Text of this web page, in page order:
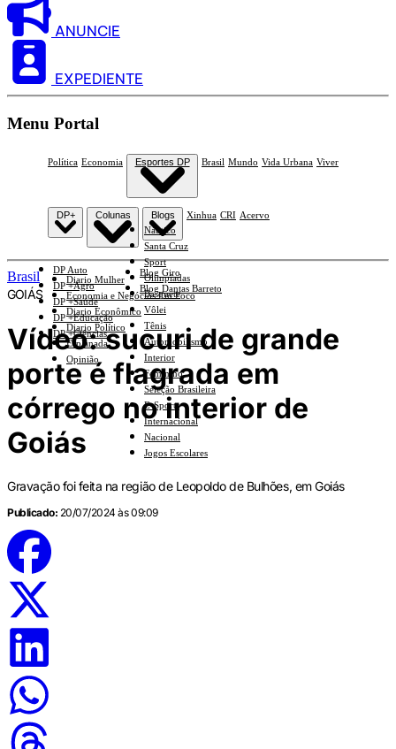
ANUNCIE
EXPEDIENTE
Menu Portal
Política Economia Esportes DP
Náutico
Santa Cruz
Sport
Olimpíadas
Basquete
Vôlei
Tênis
Automobilismo
Interior
Feminino
Seleção Brasileira
E-Sports
Internacional
Nacional
Jogos Escolares
Brasil Mundo Vida Urbana Viver
DP+
DP Auto
DP +Agro
DP +Saúde
DP +Educação
DP +Ciências
Colunas
Diario Mulher
Economia e Negócios Em Foco
Diario Econômico
Diario Político
Esplanada
Opinião
Blogs
Blog Giro
Blog Dantas Barreto
Xinhua CRI Acervo
Brasil
GOIÁS
Vídeo: sucuri de grande
porte é flagrada em
córrego no interior de
Goiás
Gravação foi feita na região de Leopoldo de Bulhões, em Goiás
Publicado: 20/07/2024 às 09:09